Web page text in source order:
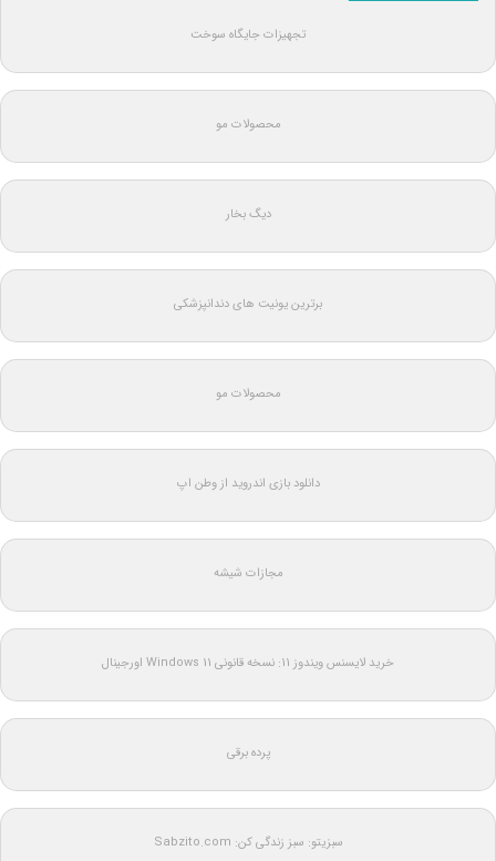
تجهیزات جایگاه سوخت
محصولات مو
دیگ بخار
برترین یونیت های دندانپزشکی
محصولات مو
دانلود بازی اندروید از وطن اپ
مجازات شیشه
خرید لایسنس ویندوز 11: نسخه قانونی Windows 11 اورجینال
پرده برقی
سبزیتو: سبز زندگی کن: Sabzito.com